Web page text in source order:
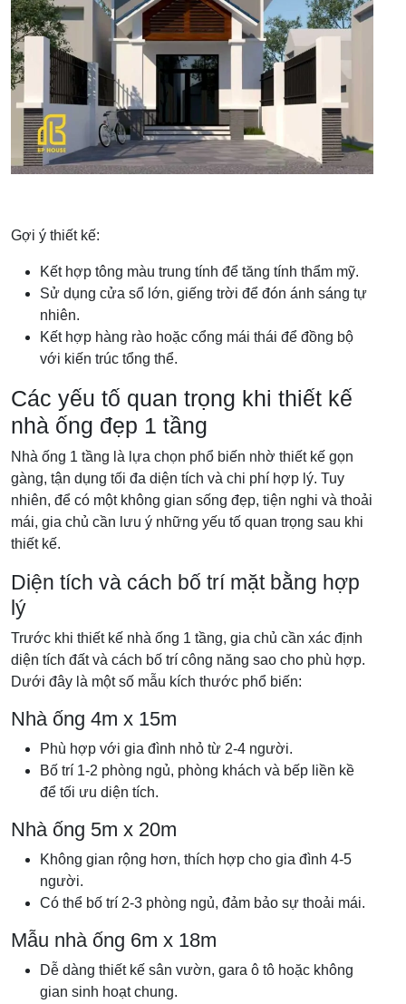
Gợi ý thiết kế:
Kết hợp tông màu trung tính để tăng tính thẩm mỹ.
Sử dụng cửa sổ lớn, giếng trời để đón ánh sáng tự
nhiên.
Kết hợp hàng rào hoặc cổng mái thái để đồng bộ
với kiến trúc tổng thể.
Các yếu tố quan trọng khi thiết kế
nhà ống đẹp 1 tầng
Nhà ống 1 tầng là lựa chọn phổ biến nhờ thiết kế gọn
gàng, tận dụng tối đa diện tích và chi phí hợp lý. Tuy
nhiên, để có một không gian sống đẹp, tiện nghi và thoải
mái, gia chủ cần lưu ý những yếu tố quan trọng sau khi
thiết kế.
Diện tích và cách bố trí mặt bằng hợp
lý
Trước khi thiết kế nhà ống 1 tầng, gia chủ cần xác định
diện tích đất và cách bố trí công năng sao cho phù hợp.
Dưới đây là một số mẫu kích thước phổ biến:
Nhà ống 4m x 15m
Phù hợp với gia đình nhỏ từ 2-4 người.
Bố trí 1-2 phòng ngủ, phòng khách và bếp liền kề
để tối ưu diện tích.
Nhà ống 5m x 20m
Không gian rộng hơn, thích hợp cho gia đình 4-5
người.
Có thể bố trí 2-3 phòng ngủ, đảm bảo sự thoải mái.
Mẫu nhà ống 6m x 18m
Dễ dàng thiết kế sân vườn, gara ô tô hoặc không
gian sinh hoạt chung.